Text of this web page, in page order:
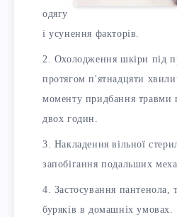
одягу
і усунення факторів.
Охолодження шкіри під
протягом п'ятнадцяти
моменту придбання травми
двох годин.
Накладення вільної
запобігання подальших
Застосування пантенола,
буряків в домашніх умовах.